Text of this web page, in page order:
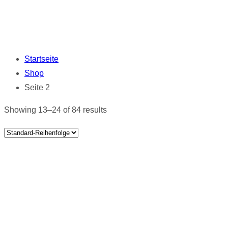
Startseite
Shop
Seite 2
Showing 13–24 of 84 results